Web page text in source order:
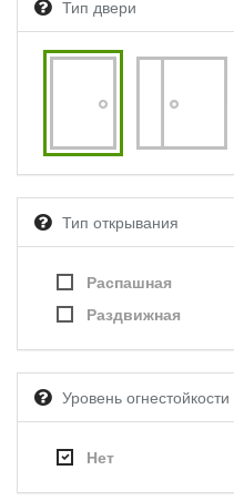
Тип двери
Тип открывания
Распашная
Раздвижная
Уровень огнестойкости
Нет